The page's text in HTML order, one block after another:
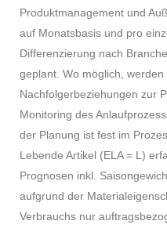
Produktmanagement und
auf Monatsbasis und pro
Differenzierung nach
geplant. Wo möglich,
Nachfolgerbeziehungen zur
Monitoring des
der Planung ist fest im
Lebende Artikel (ELA = L)
Prognosen inkl.
aufgrund der
Verbrauchs nur